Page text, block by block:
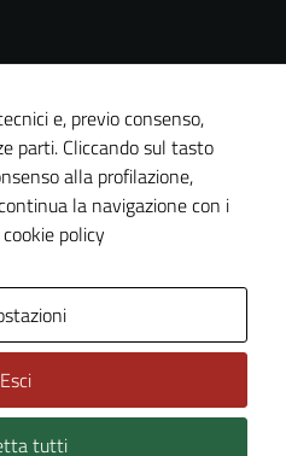
e, previo consenso,
parti. Cliccando sul tasto
alla profilazione,
la navigazione con i
policy
Esci
tutti
cookies può
peggiore la
navigazione e
la fruizione
delle
del sito.
In order for